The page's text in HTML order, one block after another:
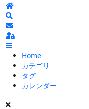
Home
ブログの更新を購読
Sign In
Home
カテゴリ
タグ
カレンダー